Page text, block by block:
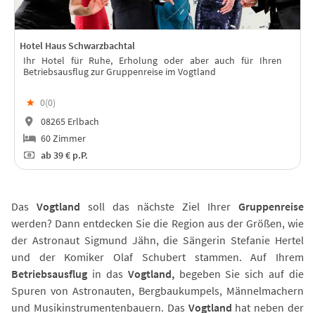
Hotel Haus Schwarzbachtal
Ihr Hotel für Ruhe, Erholung oder aber auch für Ihren
Betriebsausflug zur Gruppenreise im Vogtland
★ 0(0)
08265 Erlbach
60 Zimmer
ab39 € p.P.
Das Vogtland soll das nächste Ziel Ihrer Gruppenreise
werden? Dann entdecken Sie die Region aus der Größen, wie
der Astronaut Sigmund Jähn, die Sängerin Stefanie Hertel
und der Komiker Olaf Schubert stammen. Auf Ihrem
Betriebsausflug in das Vogtland,begeben Sie sich auf die
Spuren von Astronauten, Bergbaukumpels, Männelmachern
und Musikinstrumentenbauern. Das Vogtland hat neben der